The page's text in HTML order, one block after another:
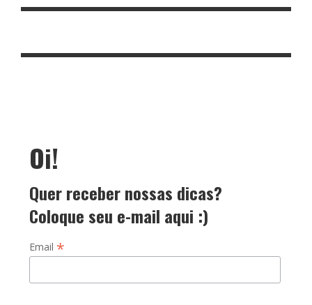
Oi!
Quer receber nossas dicas?
Coloque seu e-mail aqui :)
Email *